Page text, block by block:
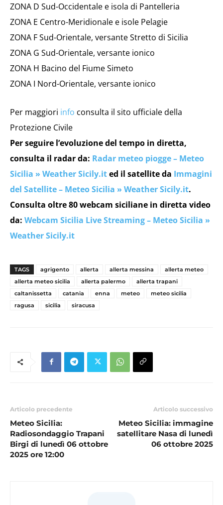
ZONA D Sud-Occidentale e isola di Pantelleria
ZONA E Centro-Meridionale e isole Pelagie
ZONA F Sud-Orientale, versante Stretto di Sicilia
ZONA G Sud-Orientale, versante ionico
ZONA H Bacino del Fiume Simeto
ZONA I Nord-Orientale, versante ionico
Per maggiori info consulta il sito ufficiale della
Protezione Civile
Per seguire l’evoluzione del tempo in diretta,
consulta il radar da: Radar meteo piogge – Meteo
Sicilia » Weather Sicily.ited il satellite da Immagini
del Satellite – Meteo Sicilia » Weather Sicily.it.
Consulta oltre 80 webcam siciliane in diretta video
da: Webcam Sicilia Live Streaming – Meteo Sicilia »
Weather Sicily.it
TAGS agrigento allerta allerta messina
allerta meteo
allerta meteo sicilia
allerta palermo
allerta trapani
caltanissetta
catania enna meteo
meteo sicilia
ragusa
sicilia siracusa
Articolo precedente
Meteo Sicilia:
Radiosondaggio Trapani
Birgi di lunedì 06 ottobre
2025 ore 12:00
Articolo successivo
Meteo Sicilia: immagine
satellitare Nasa di lunedì
06 ottobre 2025